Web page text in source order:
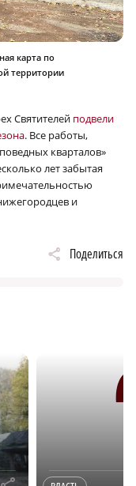
карта по
территории
Святителей подвели
. Все работы,
кварталов»
лет забытая
и
Поделиться